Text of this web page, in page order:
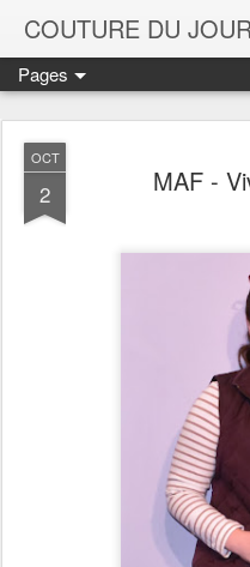
COUTURE DU
Pages
OCT
2 MAF -